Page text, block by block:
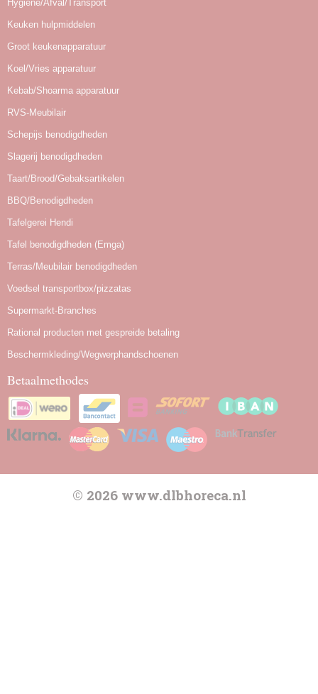
Hygiene/Afval/Transport
Keuken hulpmiddelen
Groot keukenapparatuur
Koel/Vries apparatuur
Kebab/Shoarma apparatuur
RVS-Meubilair
Schepijs benodigdheden
Slagerij benodigdheden
Taart/Brood/Gebaksartikelen
BBQ/Benodigdheden
Tafelgerei Hendi
Tafel benodigdheden (Emga)
Terras/Meubilair benodigdheden
Voedsel transportbox/pizzatas
Supermarkt-Branches
Rational producten met gespreide betaling
Beschermkleding/Wegwerphandschoenen
Betaalmethodes
© 2026 www.dlbhoreca.nl